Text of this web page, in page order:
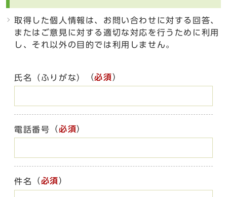
取得した個人情報は、お問い合わせに対する回答、
またはご意見に対する適切な対応を行うために利用
し、それ以外の目的では利用しません。
氏名（ふりがな） （必須）
電話番号 （必須）
件名 （必須）